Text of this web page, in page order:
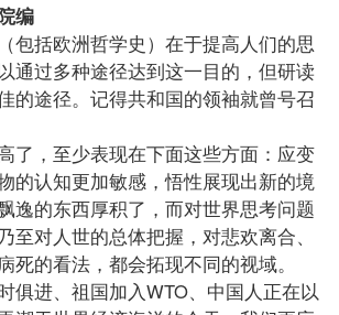
编
括欧洲哲学史）在于提高人们的思
通过多种途径达到这一目的，但研读
的途径。记得共和国的领袖就曾号召
，至少表现在下面这些方面：应变
的认知更加敏感，悟性展现出新的境
逸的东西厚积了，而对世界思考问题
至对人世的总体把握，对悲欢离合、
死的看法，都会拓现不同的视域。
进、祖国加入WTO、中国人正在以